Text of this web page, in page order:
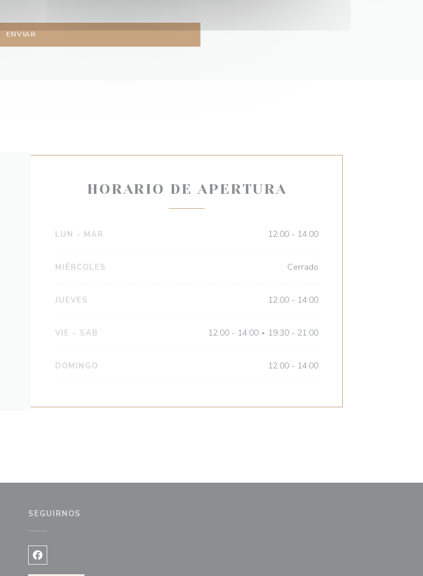
HORARIO DE APERTURA
LUN - MAR 12:00 - 14:00
MIÉRCOLES Cerrado
JUEVES 12:00 - 14:00
VIE - SAB 12:00 - 14:00 • 19:30 - 21:00
DOMINGO 12:00 - 14:00
SEGUIRNOS
Facebook ((abre en una nueva ventana))